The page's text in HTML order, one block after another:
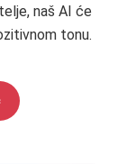
naš AI će
tonu.